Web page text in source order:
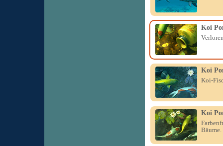
Koi
Koi
Koi-
Koi
Bäume.